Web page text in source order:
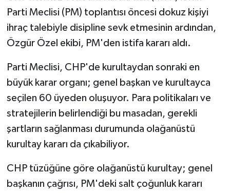
Parti Meclisi (PM) toplantısı öncesi dokuz kişiyi
ihraç talebiyle disipline sevk etmesinin ardından,
Özgür Özel ekibi, PM'den istifa kararı aldı.
Parti Meclisi, CHP'de kurultaydan sonraki en
büyük karar organı; genel başkan ve kurultayca
seçilen 60 üyeden oluşuyor. Para politikaları ve
stratejilerin belirlendiği bu masadan, gerekli
şartların sağlanması durumunda olağanüstü
kurultay kararı da çıkabiliyor.
CHP tüzüğüne göre olağanüstü kurultay; genel
başkanın çağrısı, PM'deki salt çoğunluk kararı
KÜLTÜR SANAT
LAPTA
LEFKOŞA
MAGAZİN
Nöbetçi Eczaneler
ÖZEL HABER
SAĞLIK